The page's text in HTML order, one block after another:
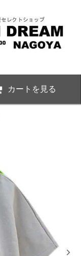
カートを見る